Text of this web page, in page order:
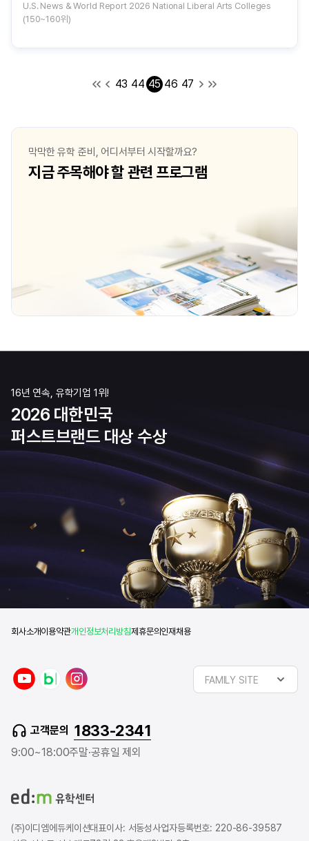
U.S. News & World Report 2026 National Liberal Arts Colleges
(150~160위)
43 44 45 46 47
막막한 유학 준비, 어디서부터 시작할까요?
지금 주목해야 할 관련 프로그램
16년 연속, 유학기업 1위!
2026 대한민국
퍼스트브랜드 대상 수상
회사소개이용약관개인정보처리방침제휴문의 인재채용
u
n
a
r
l
a
FAMILY SITE
고객문의 1833-2341
9:00~18:00주말·공휴일 제외
(주)이디엠에듀케이션대표이사: 서동성사업자등록번호: 220-86-39587